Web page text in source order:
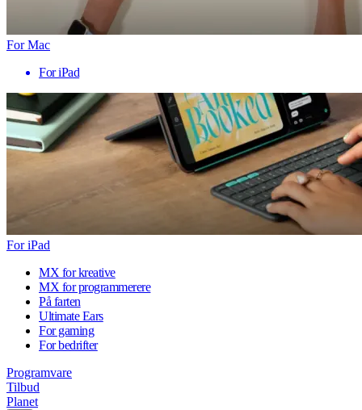
For Mac
For iPad
For iPad
MX for kreative
MX for programmerere
På farten
Ultimate Ears
For gaming
For bedrifter
Programvare
Tilbud
Planet